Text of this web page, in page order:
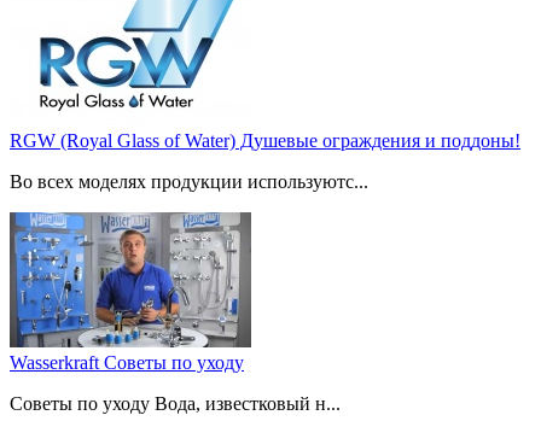
RGW (Royal Glass of Water) Душевые ограждения и поддоны!
Во всех моделях продукции используютс...
Wasserkraft Советы по уходу
Советы по уходу Вода, известковый н...